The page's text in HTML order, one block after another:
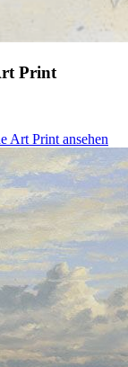
Print
Art Print ansehen